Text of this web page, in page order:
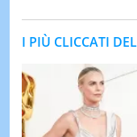
I PIÙ CLICCATI